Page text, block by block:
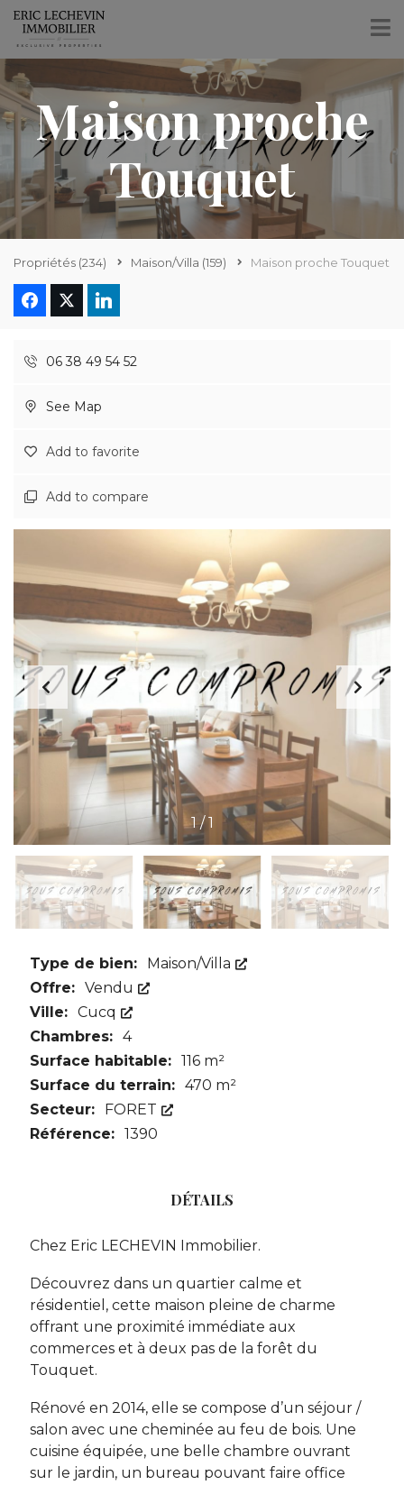
Maison proche
Touquet
Propriétés (234) Maison/Villa (159) Maison proche Touquet
06 38 49 54 52
See Map
Add to favorite
Add to compare
1/1
Type de bien:
Maison/Villa
Offre: Vendu
Ville: Cucq
Chambres: 4
Surface habitable: 116 m²
Surface du terrain: 470 m²
Secteur:
FORET
Référence: 1390
DÉTAILS
Chez Eric LECHEVIN Immobilier.
Découvrez dans un quartier calme et
résidentiel, cette maison pleine de charme
offrant une proximité immédiate aux
commerces et à deux pas de la forêt du
Touquet.
Rénové en 2014, elle se compose d’un séjour /
salon avec une cheminée au feu de bois. Une
cuisine équipée, une belle chambre ouvrant
sur le jardin, un bureau pouvant faire office